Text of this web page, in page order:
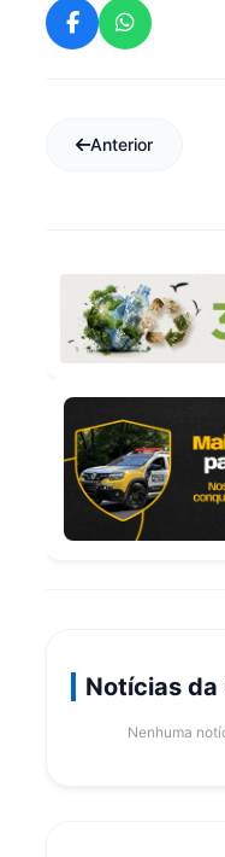
Anterior
Notícias da
Nenhuma